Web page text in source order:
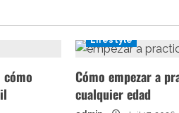
Lifestyle
Cómo empezar a
cualquier edad